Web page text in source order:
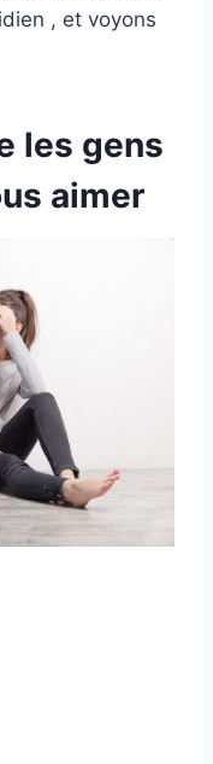
, et voyons
les gens
aimer